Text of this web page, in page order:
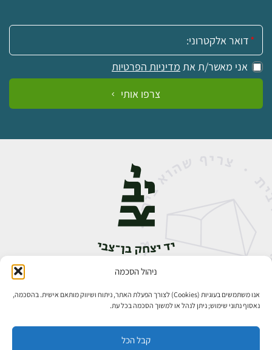
ניהול הסכמה
אנו משתמשים בעוגיות (Cookies) לצורך הפעלת האתר, ניתוח ושיווק מותאם אישית. בהסכמה,
נאסוף נתוני שימוש; ניתן לנהל או למשוך הסכמה בכל עת.
קבל הכל
אימייל:
אני מאשר/ת את מדיניות הפרטיות
צרפו אותי
אבן גבירול 14, רחביה, ירושלים